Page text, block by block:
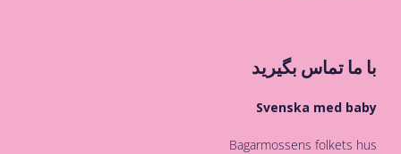
با ما تماس بگیرید
Svenska med baby
Bagarmossens folkets hus